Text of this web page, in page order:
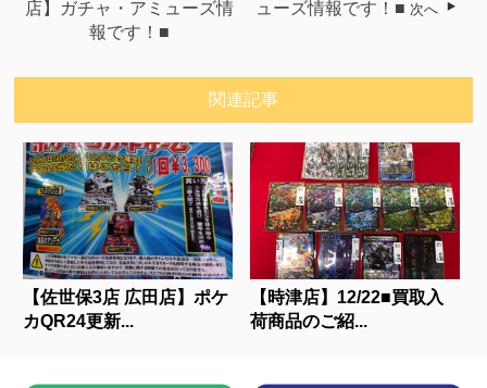
店】ガチャ・アミューズ情
報です！■
ューズ情報です！■ 次へ
関連記事
【佐世保3店 広田店】ポケ
カQR24更新...
【時津店】12/22■買取入
荷商品のご紹...